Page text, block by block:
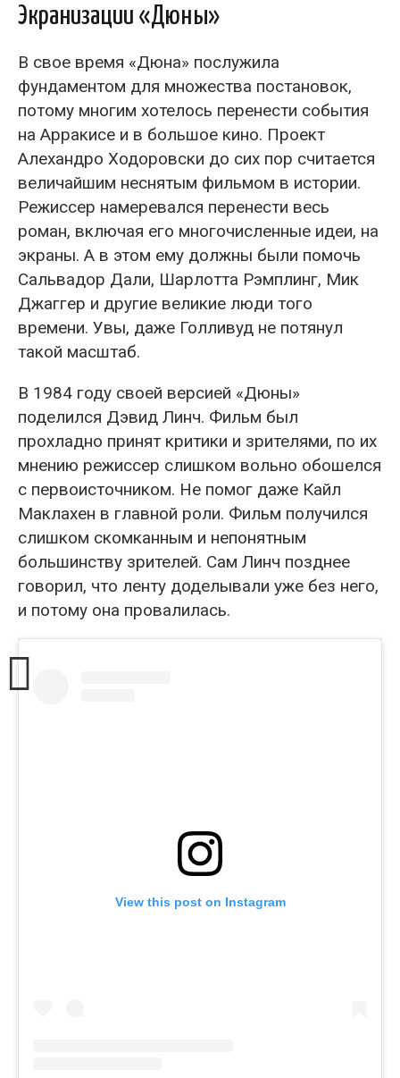
Экранизации «Дюны»
В свое время «Дюна» послужила
фундаментом для множества постановок,
потому многим хотелось перенести события
на Арракисе и в большое кино. Проект
Алехандро Ходоровски до сих пор считается
величайшим неснятым фильмом в истории.
Режиссер намеревался перенести весь
роман, включая его многочисленные идеи, на
экраны. А в этом ему должны были помочь
Сальвадор Дали, Шарлотта Рэмплинг, Мик
Джаггер и другие великие люди того
времени. Увы, даже Голливуд не потянул
такой масштаб.
В 1984 году своей версией «Дюны»
поделился Дэвид Линч. Фильм был
прохладно принят критики и зрителями, по их
мнению режиссер слишком вольно обошелся
с первоисточником. Не помог даже Кайл
Маклахен в главной роли. Фильм получился
слишком скомканным и непонятным
большинству зрителей. Сам Линч позднее
говорил, что ленту доделывали уже без него,
и потому она провалилась.
View this post on Instagram